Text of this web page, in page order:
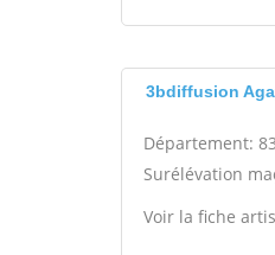
3bdiffusion
Département: 83
Surélévation
Voir la fiche